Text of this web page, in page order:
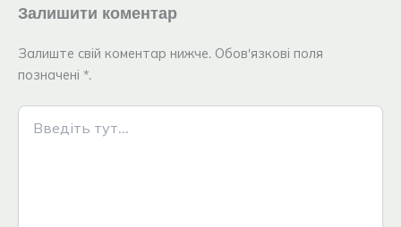
Залишити коментар
Залиште свій коментар нижче. Обов'язкові поля
позначені *.
Введіть
тут...